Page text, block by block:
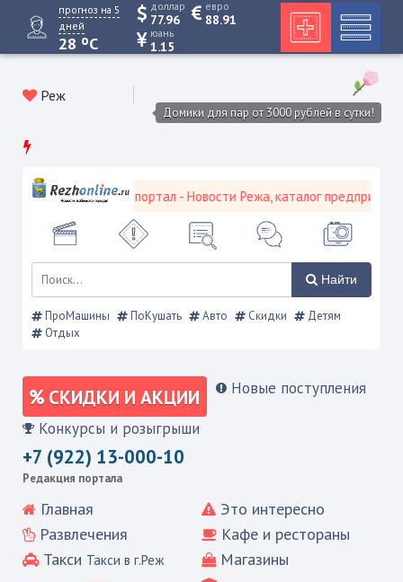
прогноз на 5
дней
28 oC
доллар
77.96
евро
88.91
юань
1.15
Реж
Домики для пар от 3000 рублей в сутки!
городской портал - Новости Режа, каталог предприятий,
Найти
ПроМашины ПоКушать Авто Скидки
Детям
Отдых
СКИДКИ И АКЦИИ Новые поступления
Конкурсы и розыгрыши
+7 (922) 13-000-10
Редакция портала
Главная
Это интересно
Развлечения
Кафе и рестораны
Такси Такси в г.Реж
Магазины